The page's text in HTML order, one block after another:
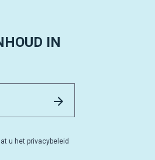
IN
u het privacybeleid